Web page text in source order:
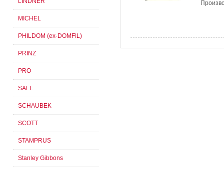
MICHEL
PHILDOM (ex-DOMFIL)
PRINZ
PRO
SAFE
SCHAUBEK
SCOTT
STAMPRUS
Stanley Gibbons